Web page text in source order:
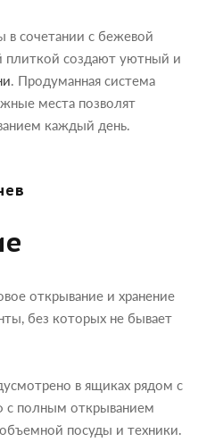
сочетании с бежевой
плиткой создают уютный и
. Продуманная система
места позволят
каждый день.
открывание и хранение
без которых не бывает
в ящиках рядом с
с полным открыванием
посуды и техники.